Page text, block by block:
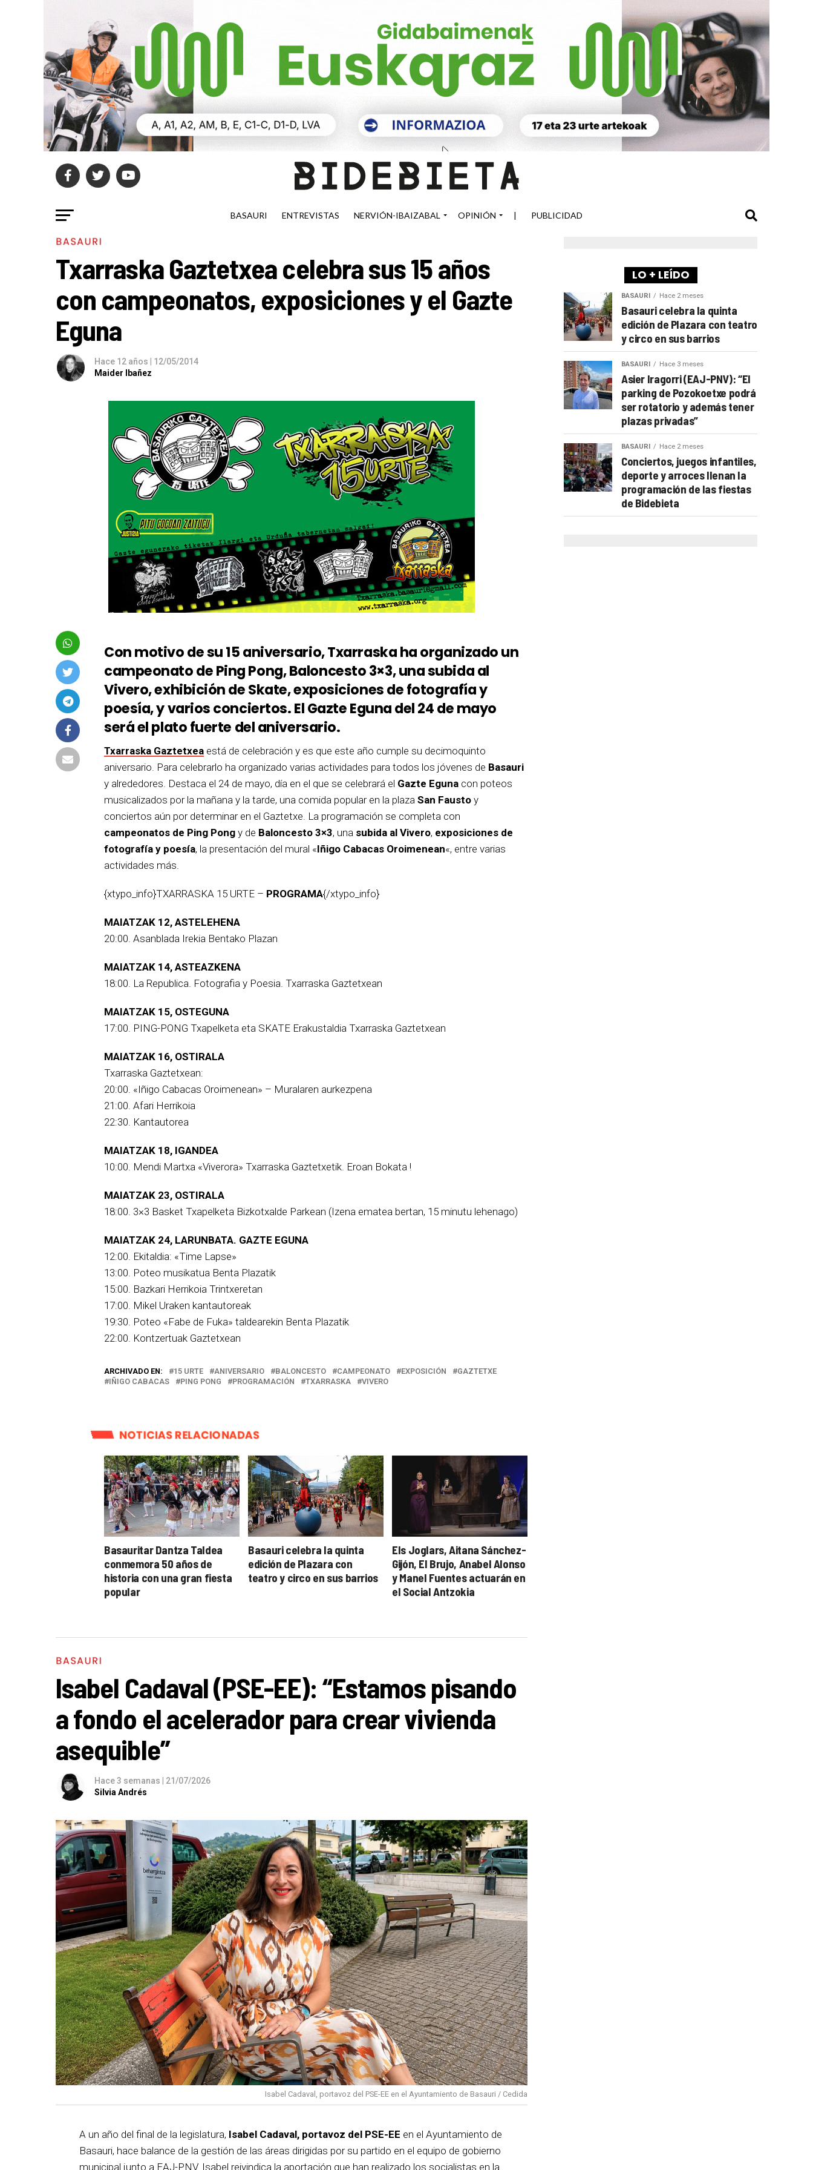
BASAURI ENTREVISTAS NERVIÓN-IBAIZABAL OPINIÓN | PUBLICIDAD
BASAURI
Txarraska Gaztetxea celebra sus 15 años
con campeonatos, exposiciones y el Gazte
Eguna
Hace 12 años | 12/05/2014
Maider Ibañez
Con motivo de su 15 aniversario, Txarraska ha organizado un
campeonato de Ping Pong, Baloncesto 3×3, una subida al
Vivero, exhibición de Skate, exposiciones de fotografía y
poesía, y varios conciertos. El Gazte Eguna del 24 de mayo
será el plato fuerte del aniversario.
Txarraska Gaztetxea está de celebración y es que este año cumple su decimoquinto
aniversario. Para celebrarlo ha organizado varias actividades para todos los jóvenes de Basauri
y alrededores. Destaca el 24 de mayo, día en el que se celebrará el Gazte Eguna con poteos
musicalizados por la mañana y la tarde, una comida popular en la plaza San Fausto y
conciertos aún por determinar en el Gaztetxe. La programación se completa con
campeonatos de Ping Pong y de Baloncesto 3×3, una subida al Vivero, exposiciones de
fotografía y poesía, la presentación del mural «Iñigo Cabacas Oroimenean«, entre varias
actividades más.
{xtypo_info}TXARRASKA 15 URTE – PROGRAMA{/xtypo_info}
MAIATZAK 12, ASTELEHENA
20:00. Asanblada Irekia Bentako Plazan
MAIATZAK 14, ASTEAZKENA
18:00. La Republica. Fotografia y Poesia. Txarraska Gaztetxean
MAIATZAK 15, OSTEGUNA
17:00. PING-PONG Txapelketa eta SKATE Erakustaldia Txarraska Gaztetxean
MAIATZAK 16, OSTIRALA
Txarraska Gaztetxean:
20:00. «Iñigo Cabacas Oroimenean» – Muralaren aurkezpena
21:00. Afari Herrikoia
22:30. Kantautorea
MAIATZAK 18, IGANDEA
10:00. Mendi Martxa «Viverora» Txarraska Gaztetxetik. Eroan Bokata !
MAIATZAK 23, OSTIRALA
18:00. 3×3 Basket Txapelketa Bizkotxalde Parkean (Izena ematea bertan, 15 minutu lehenago)
MAIATZAK 24, LARUNBATA. GAZTE EGUNA
12:00. Ekitaldia: «Time Lapse»
13:00. Poteo musikatua Benta Plazatik
15:00. Bazkari Herrikoia Trintxeretan
17:00. Mikel Uraken kantautoreak
19:30. Poteo «Fabe de Fuka» taldearekin Benta Plazatik
22:00. Kontzertuak Gaztetxean
ARCHIVADO EN: 15 URTE ANIVERSARIO BALONCESTO CAMPEONATO EXPOSICIÓN
GAZTETXE
IÑIGO CABACAS
PING PONG PROGRAMACIÓN TXARRASKA VIVERO
NOTICIAS RELACIONADAS
Basauritar Dantza Taldea
conmemora 50 años de
historia con una gran fiesta
popular
Basauri celebra la quinta
edición de Plazara con
teatro y circo en sus barrios
Els Joglars, Aitana Sánchez-
Gijón, El Brujo, Anabel Alonso
y Manel Fuentes actuarán en
el Social Antzokia
BASAURI
Isabel Cadaval (PSE-EE): “Estamos pisando
a fondo el acelerador para crear vivienda
asequible”
Hace 3 semanas | 21/07/2026
Silvia Andrés
Isabel Cadaval, portavoz del PSE-EE en el Ayuntamiento de Basauri / Cedida
A un año del final de la legislatura, Isabel Cadaval, portavoz del PSE-EE en el Ayuntamiento de
Basauri, hace balance de la gestión de las áreas dirigidas por su partido en el equipo de gobierno
municipal junto a EAJ-PNV. Isabel reivindica la aportación que han realizado los socialistas en la
LO + LEÍDO
BASAURI Hace 2 meses
Basauri celebra la quinta
edición de Plazara con teatro
y circo en sus barrios
BASAURI Hace 3 meses
Asier Iragorri (EAJ-PNV): “El
parking de Pozokoetxe podrá
ser rotatorio y además tener
plazas privadas”
BASAURI Hace 2 meses
Conciertos, juegos infantiles,
deporte y arroces llenan la
programación de las fiestas
de Bidebieta